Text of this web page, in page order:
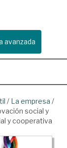
avanzada
/ La empresa /
social y
y cooperativa